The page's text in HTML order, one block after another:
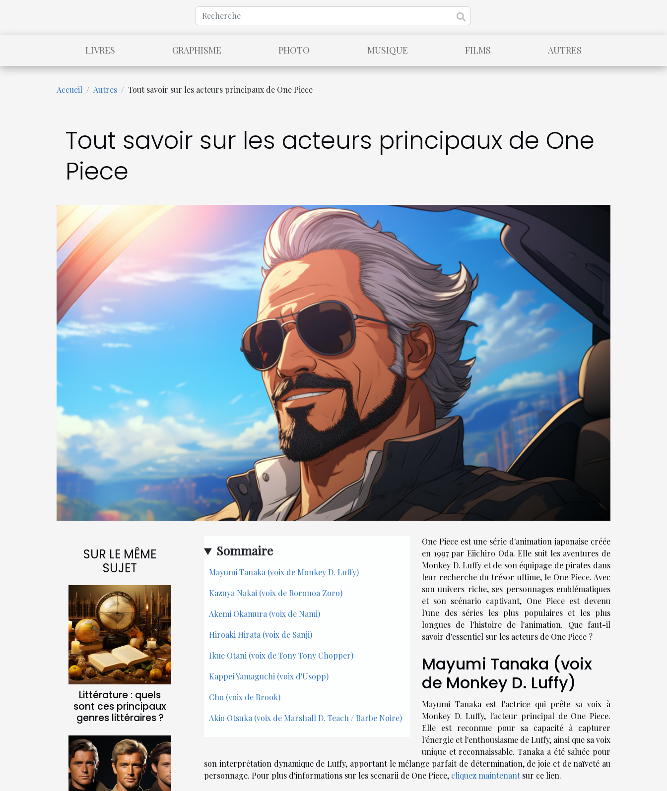
LIVRES GRAPHISME PHOTO MUSIQUE FILMS AUTRES
Accueil Autres Tout savoir sur les acteurs principaux de One Piece
Tout savoir sur les acteurs principaux de One
Piece
SUR LE MÊME
SUJET
Littérature : quels
sont ces principaux
genres littéraires ?
Sommaire
Mayumi Tanaka (voix de Monkey D. Luffy)
Kazuya Nakai (voix de Roronoa Zoro)
Akemi Okamura (voix de Nami)
Hiroaki Hirata (voix de Sanji)
Ikue Otani (voix de Tony Tony Chopper)
Kappei Yamaguchi (voix d'Usopp)
Cho (voix de Brook)
Akio Otsuka (voix de Marshall D. Teach / Barbe Noire)
One Piece est une série d'animation japonaise créée
en 1997 par Eiichiro Oda. Elle suit les aventures de
Monkey D. Luffy et de son équipage de pirates dans
leur recherche du trésor ultime, le One Piece. Avec
son univers riche, ses personnages emblématiques
et son scénario captivant, One Piece est devenu
l'une des séries les plus populaires et les plus
longues de l'histoire de l'animation. Que faut-il
savoir d'essentiel sur les acteurs de One Piece ?
Mayumi Tanaka (voix
de Monkey D. Luffy)
Mayumi Tanaka est l'actrice qui prête sa voix à
Monkey D. Luffy, l'acteur principal de One Piece.
Elle est reconnue pour sa capacité à capturer
l'énergie et l'enthousiasme de Luffy, ainsi que sa voix
unique et reconnaissable. Tanaka a été saluée pour
son interprétation dynamique de Luffy, apportant le mélange parfait de détermination, de joie et de naïveté au
personnage. Pour plus d'informations sur les scenarii de One Piece, cliquez maintenant sur ce lien.